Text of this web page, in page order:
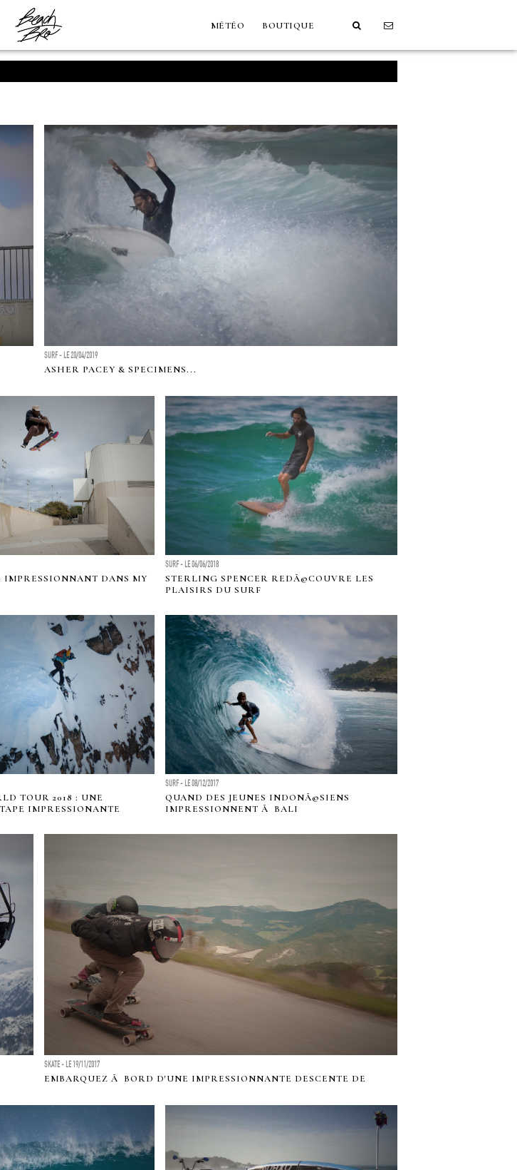
MÉTÉO BOUTIQUE
SURF - LE 20/04/2019
ASHER PACEY & SPECIMENS...
DANS MY
SURF - LE 06/06/2018
STERLING SPENCER REDÃ©COUVRE LES
PLAISIRS DU SURF
TOUR 2018 : UNE
IMPRESSIONANTE
SURF - LE 08/12/2017
QUAND DES JEUNES INDONÃ©SIENS
IMPRESSIONNENT Ã BALI
SKATE - LE 19/11/2017
EMBARQUEZ Ã BORD D'UNE IMPRESSIONNANTE DESCENTE DE